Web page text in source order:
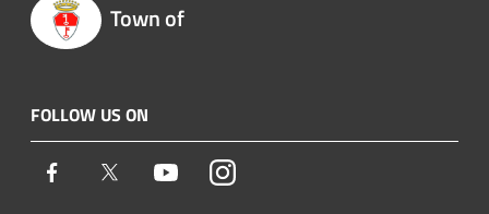
Town of
FOLLOW US ON
Facebook Twitter YoutubeInstagram